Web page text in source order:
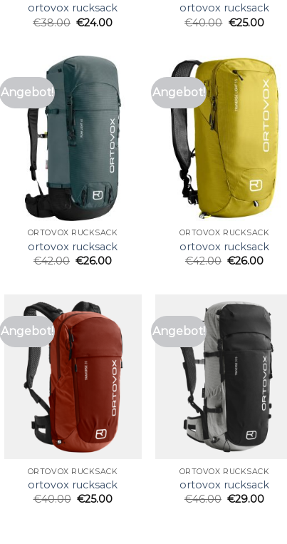
ortovox rucksack
€38.00 €24.00
ortovox rucksack
€40.00 €25.00
Angebot!
ORTOVOX RUCKSACK
ortovox rucksack
€42.00 €26.00
Angebot!
ORTOVOX RUCKSACK
ortovox rucksack
€42.00 €26.00
Angebot!
ORTOVOX RUCKSACK
ortovox rucksack
€40.00 €25.00
Angebot!
ORTOVOX RUCKSACK
ortovox rucksack
€46.00 €29.00